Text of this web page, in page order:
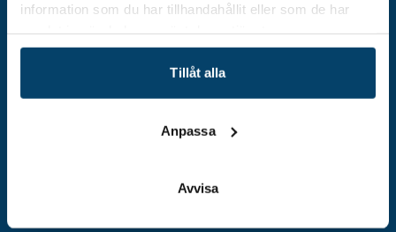
information som du har tillhandahållit eller som de har
Tillåt alla
Anpassa
Avvisa